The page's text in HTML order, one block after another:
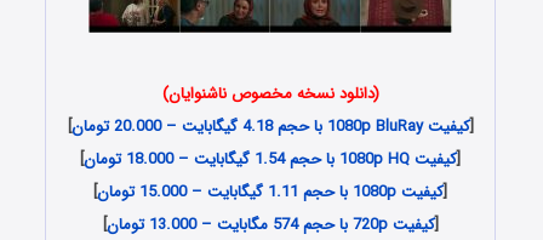
(دانلود نسخه مخصوص ناشنوایان)
[کیفیت 1080p BluRay با حجم 4.18 گیگابایت – 20.000 تومان
]
[کیفیت 1080p HQ با حجم 1.54 گیگابایت – 18.000 تومان
]
[کیفیت 1080p با حجم 1.11 گیگابایت – 15.000 تومان
]
[کیفیت 720p با حجم 574 مگابایت – 13.000 تومان
]